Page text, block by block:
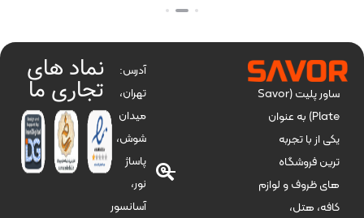
بستن
ساور پلیت (Savor
Plate) به عنوان
یکی از با تجربه
ترین فروشگاه
های ظروف و لوازم
کافه، هتل،
آدرس:
تهران،
میدان
شوش،
پاساژ
نور،
آسانسور
نماد های
تجاری ما